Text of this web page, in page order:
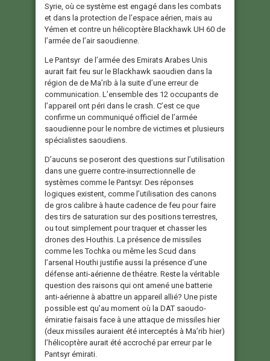
Syrie, où ce système est engagé dans les combats
et dans la protection de l’espace aérien, mais au
Yémen et contre un hélicoptère Blackhawk UH 60 de
l’armée de l’air saoudienne.
Le Pantsyr de l’armée des Emirats Arabes Unis
aurait fait feu sur le Blackhawk saoudien dans la
région de de Ma’rib à la suite d’une erreur de
communication. L’ensemble des 12 occupants de
l’appareil ont péri dans le crash. C’est ce que
confirme un communiqué officiel de l’armée
saoudienne pour le nombre de victimes et plusieurs
spécialistes saoudiens.
D’aucuns se poseront des questions sur l’utilisation
dans une guerre contre-insurrectionnelle de
systèmes comme le Pantsyr. Des réponses
logiques existent, comme l’utilisation des canons
de gros calibre à haute cadence de feu pour faire
des tirs de saturation sur des positions terrestres,
ou tout simplement pour traquer et chasser les
drones des Houthis. La présence de missiles
comme les Tochka ou même les Scud dans
l’arsenal Houthi justifie aussi la présence d’une
défense anti-aérienne de théatre. Reste la véritable
question des raisons qui ont amené une batterie
anti-aérienne à abattre un appareil allié? Une piste
possible est qu’au moment où la DAT saoudo-
émiratie faisais face à une attaque de missiles hier
(deux missiles auraient été interceptés à Ma’rib hier)
l’hélicoptère aurait été accroché par erreur par le
Pantsyr émirati.